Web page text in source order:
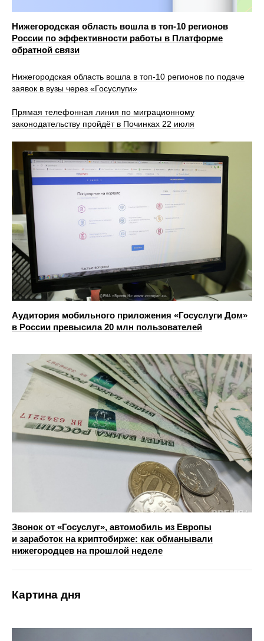
Нижегородская область вошла в топ‑10 регионов
России по эффективности работы в Платформе
обратной связи
Нижегородская область вошла в топ-10 регионов по подаче
заявок в вузы через «Госуслуги»
Прямая телефонная линия по миграционному
законодательству пройдёт в Починках 22 июля
Аудитория мобильного приложения «Госуслуги Дом»
в России превысила 20 млн пользователей
Звонок от «Госуслуг», автомобиль из Европы
и заработок на криптобирже: как обманывали
нижегородцев на прошлой неделе
Картина дня